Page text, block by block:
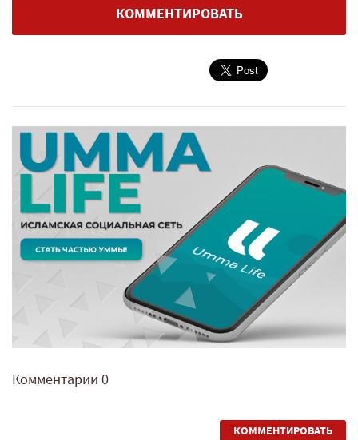
КОММЕНТИРОВАТЬ
Комментарии 0
КОММЕНТИРОВАТЬ